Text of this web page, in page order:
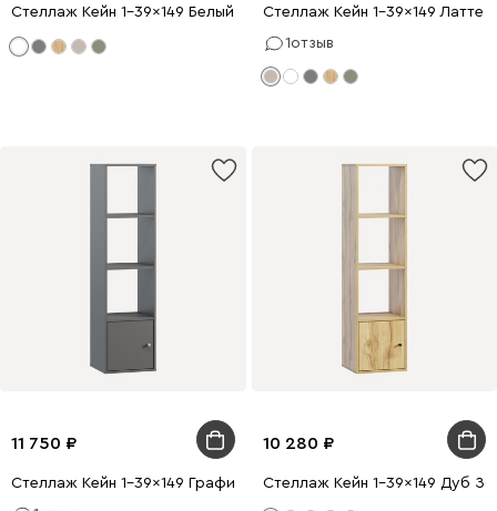
Стеллаж Кейн 1-39x149 Белый
Стеллаж Кейн 1-39x149 Латте
1отзыв
11 750
Стеллаж Кейн 1-39x149 Графитовый
10 280
Стеллаж Кейн 1-39x149 Дуб